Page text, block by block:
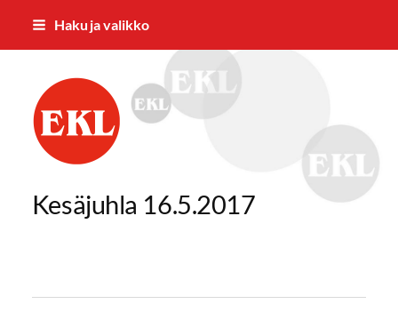
Siirry
Haku ja valikko
Mäntän Eläkkeensaajien Yhdistys ry
Kesäjuhla 16.5.2017